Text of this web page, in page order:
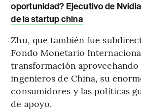
oportunidad? Ejecutivo de
de la startup china
Zhu, que también fue
Fondo Monetario
transformación aprovechando
ingenieros de China, su
consumidores y las políticas
de apoyo.